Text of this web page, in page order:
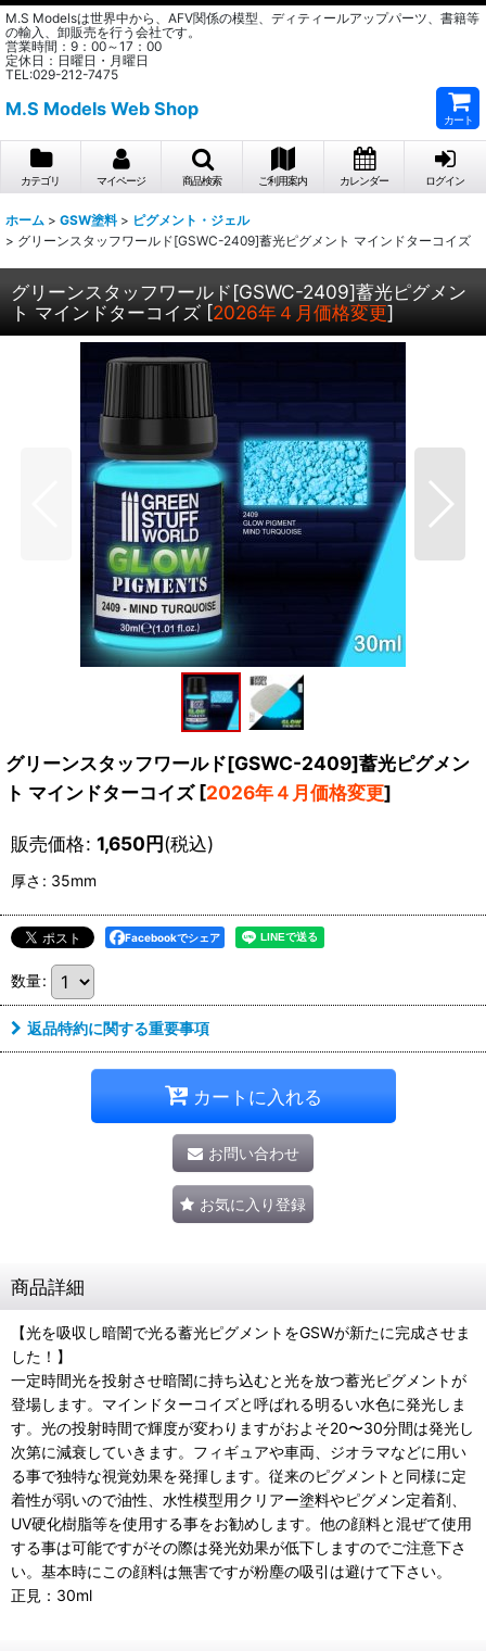
M.S Modelsは世界中から、AFV関係の模型、ディティールアップパーツ、書籍等
の輸入、卸販売を行う会社です。
営業時間：9：00～17：00
定休日：日曜日・月曜日
TEL:029-212-7475
M.S Models Web Shop
カート
カテゴリ マイページ 商品検索 ご利用案内 カレンダー ログイン
ホーム > GSW塗料 > ピグメント・ジェル
> グリーンスタッフワールド[GSWC-2409]蓄光ピグメント マインドターコイズ
グリーンスタッフワールド[GSWC-2409]蓄光ピグメン
ト マインドターコイズ [2026年４月価格変更]
グリーンスタッフワールド[GSWC-2409]蓄光ピグメン
ト マインドターコイズ [2026年４月価格変更]
販売価格: 1,650円(税込)
厚さ : 35mm
Facebookでシェア
数量:
返品特約に関する重要事項
カートに入れる
お問い合わせ
お気に入り登録
商品詳細
【光を吸収し暗闇で光る蓄光ピグメントをGSWが新たに完成させま
した！】
一定時間光を投射させ暗闇に持ち込むと光を放つ蓄光ピグメントが
登場します。マインドターコイズと呼ばれる明るい水色に発光しま
す。光の投射時間で輝度が変わりますがおよそ20〜30分間は発光し
次第に減衰していきます。フィギュアや車両、ジオラマなどに用い
る事で独特な視覚効果を発揮します。従来のピグメントと同様に定
着性が弱いので油性、水性模型用クリアー塗料やピグメン定着剤、
UV硬化樹脂等を使用する事をお勧めします。他の顔料と混ぜて使用
する事は可能ですがその際は発光効果が低下しますのでご注意下さ
い。基本時にこの顔料は無害ですが粉塵の吸引は避けて下さい。
正見：30ml